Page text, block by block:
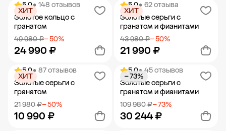
Добавить в корзину Добавить в корзину
5.0• 148 отзывов
Золотое кольцо с
гранатом
49 980 ₽− 50%
24 990 ₽
ХИТ
Добавить в корзину
5.0• 62 отзыва
Золотые серьги с
гранатом и фианитами
43 980 ₽− 50%
21 990 ₽
ХИТ
Добавить в корзину
5.0• 87 отзывов
Золотые серьги с
гранатом
21 980 ₽− 50%
10 990 ₽
ХИТ
5.0• 45 отзывов
Золотые серьги с
гранатом и фианитами
109 980 ₽− 73%
30 244 ₽
− 73%